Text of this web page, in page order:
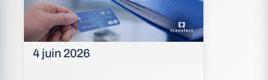
4 juin 2026